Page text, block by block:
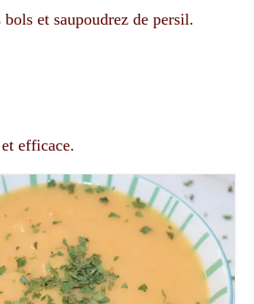
bols et saupoudrez de persil.
efficace.